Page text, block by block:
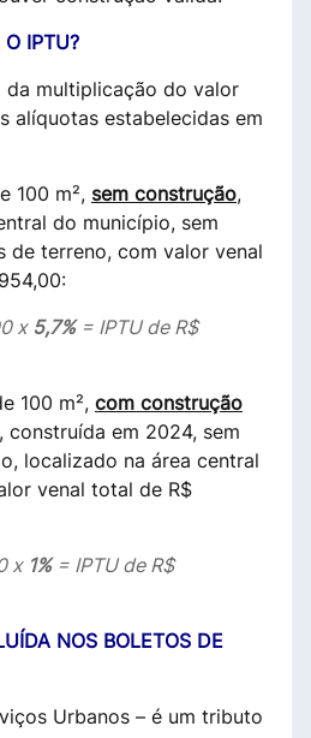
IPTU?
da multiplicação do valor
alíquotas estabelecidas em
100 m², sem construção,
do município, sem
de terreno, com valor venal
x 5,7%= IPTU de R$
100 m², com construção
, construída em 2024, sem
localizado na área central
venal total de R$
x 1%= IPTU de R$
NOS BOLETOS DE
Urbanos – é um tributo